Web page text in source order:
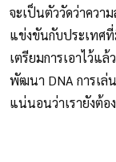
จะเป็นตัววัดว่าควา
แข่งขันกับประเทศที่
เตรียมการเอาไว้แ
พัฒนา DNA การเล่
แน่นอนว่าเรายังต้อ